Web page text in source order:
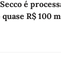
é
R$ 100